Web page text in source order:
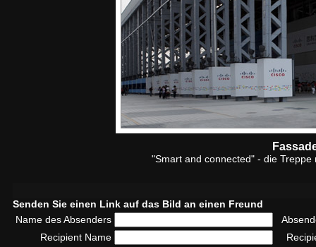
"Smart and connected" - die
Senden Sie einen Link auf das Bild an einen Freund
Name des Absenders
Recipient Name